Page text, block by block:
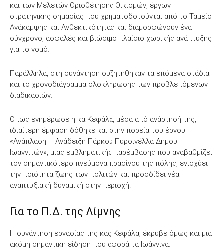
και των Μελετών Οριοθέτησης Οικισμών, έργων
στρατηγικής σημασίας που χρηματοδοτούνται από το Ταμείο
Ανάκαμψης και Ανθεκτικότητας και διαμορφώνουν ένα
σύγχρονο, ασφαλές και βιώσιμο πλαίσιο χωρικής ανάπτυξης
για το νομό.
Παράλληλα, στη συνάντηση συζητήθηκαν τα επόμενα στάδια
και το χρονοδιάγραμμα ολοκλήρωσης των προβλεπόμενων
διαδικασιών.
Όπως ενημέρωσε η κα Κεφάλα, μέσα από ανάρτησή της,
ιδιαίτερη έμφαση δόθηκε και στην πορεία του έργου
«Ανάπλαση – Ανάδειξη Πάρκου Πυρσινέλλα Δήμου
Ιωαννιτών», μιας εμβληματικής παρέμβασης που αναβαθμίζει
τον σημαντικότερο πνεύμονα πρασίνου της πόλης, ενισχύει
την ποιότητα ζωής των πολιτών και προσδίδει νέα
αναπτυξιακή δυναμική στην περιοχή.
Για το Π.Δ. της Λίμνης
Η συνάντηση εργασίας της κας Κεφάλα, έκρυβε όμως και μια
ακόμη σημαντική είδηση που αφορά τα Ιωάννινα.